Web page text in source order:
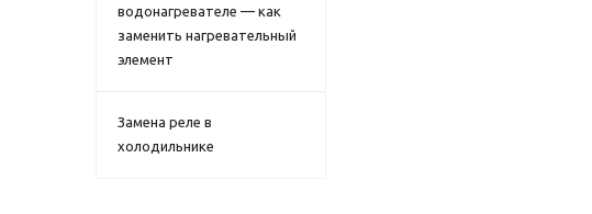
водонагревателе — как
заменить нагревательный
элемент
Замена реле в
холодильнике